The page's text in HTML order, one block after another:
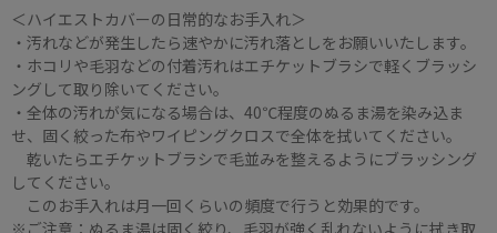
＜ハイエストカバーの日常的なお手入れ＞
・汚れなどが発生したら速やかに汚れ落としをお願いいたします。
・ホコリや毛羽などの付着汚れはエチケットブラシで軽くブラッシ
ングして取り除いてください。
・全体の汚れが気になる場合は、40℃程度のぬるま湯を染み込ま
せ、固く絞った布やワイピングクロスで全体を拭いてください。
乾いたらエチケットブラシで毛並みを整えるようにブラッシング
してください。
このお手入れは月一回くらいの頻度で行うと効果的です。